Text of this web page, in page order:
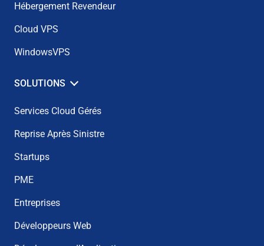
Hébergement Revendeur
Cloud VPS
WindowsVPS
SOLUTIONS
Services Cloud Gérés
Reprise Après Sinistre
Startups
PME
Entreprises
Développeurs Web